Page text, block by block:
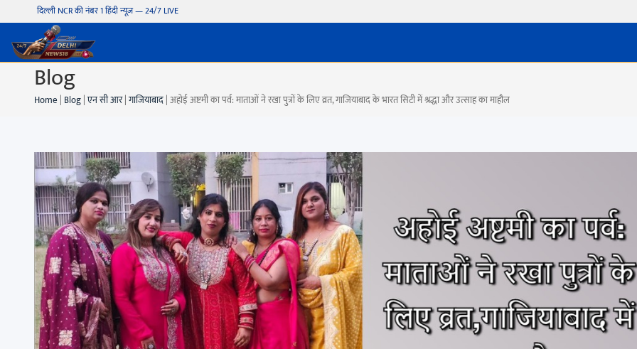
दिल्ली NCR की नंबर 1 हिंदी न्यूज़ — 24/7 LIVE
Blog
Home | Blog|एन सी आर|गाजियाबाद|अहोई अष्टमी का पर्व: माताओं ने रखा पुत्रों के लिए व्रत, गाजियाबाद के भारत सिटी में श्रद्धा और उत्साह का माहौल